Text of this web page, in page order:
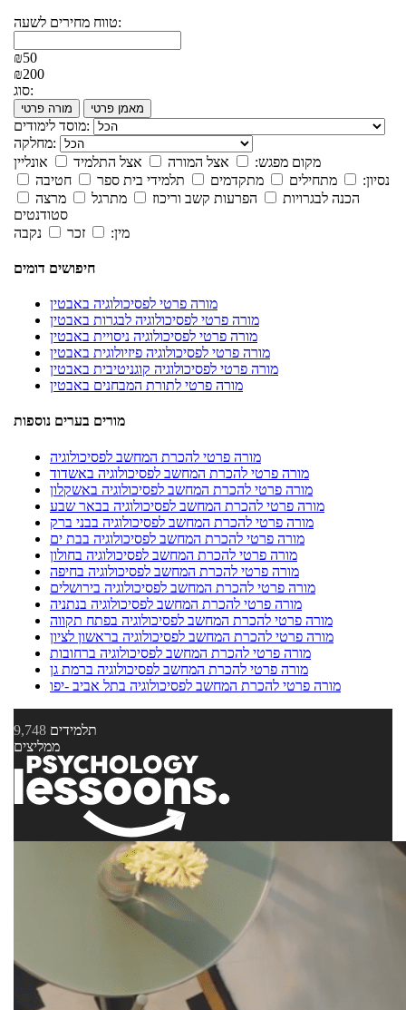
טווח מחירים לשעה:
₪50
₪200
סוג:
מורה פרטי מאמן פרטי
מוסד לימודים:
מחלקה:
מקום מפגש:
אצל המורה אצל התלמיד
אונליין
נסיון:
מתחילים מתקדמים תלמידי בית ספר
חטיבה
הכנה לבגרויות
הפרעות קשב וריכוז מתרגל
מרצה
סטודנטים
מין:
זכר נקבה
חיפושים דומים
מורה פרטי לפסיכולוגיה באבטין
מורה פרטי לפסיכולוגיה לבגרות באבטין
מורה פרטי לפסיכולוגיה ניסויית באבטין
מורה פרטי לפסיכולוגיה פיזיולוגית באבטין
מורה פרטי לפסיכולוגיה קוגניטיבית באבטין
מורה פרטי לתורת המבחנים באבטין
מורים בערים נוספות
מורה פרטי להכרת המחשב לפסיכולוגיה
מורה פרטי להכרת המחשב לפסיכולוגיה באשדוד
מורה פרטי להכרת המחשב לפסיכולוגיה באשקלון
מורה פרטי להכרת המחשב לפסיכולוגיה בבאר שבע
מורה פרטי להכרת המחשב לפסיכולוגיה בבני ברק
מורה פרטי להכרת המחשב לפסיכולוגיה בבת ים
מורה פרטי להכרת המחשב לפסיכולוגיה בחולון
מורה פרטי להכרת המחשב לפסיכולוגיה בחיפה
מורה פרטי להכרת המחשב לפסיכולוגיה בירושלים
מורה פרטי להכרת המחשב לפסיכולוגיה בנתניה
מורה פרטי להכרת המחשב לפסיכולוגיה בפתח תקווה
מורה פרטי להכרת המחשב לפסיכולוגיה בראשון לציון
מורה פרטי להכרת המחשב לפסיכולוגיה ברחובות
מורה פרטי להכרת המחשב לפסיכולוגיה ברמת גן
מורה פרטי להכרת המחשב לפסיכולוגיה בתל אביב -יפו
9,748 תלמידים
ממליצים